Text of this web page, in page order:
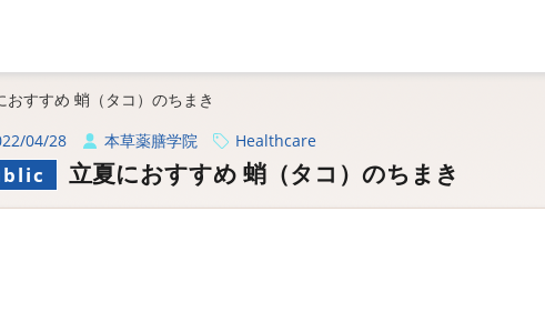
おすすめ 蛸（タコ）のちまき
04/28 本草薬膳学院 Healthcare
立夏におすすめ 蛸（タコ）のちまき